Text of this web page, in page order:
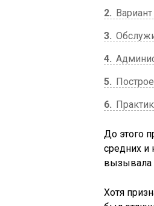
2
3
4
5
6
До этого
средних и
вызывала
Хотя